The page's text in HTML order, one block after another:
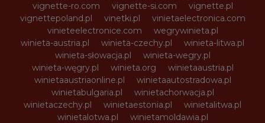
vignette-ro.com
vignette-si.com
vignette.pl
vignettepoland.pl
vinetki.pl
vinietaelectronica.com
vinieteelectronice.com
wegrywinieta.pl
winieta-austria.pl
winieta-czechy.pl
winieta-litwa.pl
winieta-słowacja.pl
winieta-wegry.pl
winieta-węgry.pl
winieta.org
winietaaustria.pl
winietaaustriaonline.pl
winietaautostradowa.pl
winietabulgaria.pl
winietachorwacja.pl
winietaczechy.pl
winietaestonia.pl
winietalitwa.pl
winietalotwa.pl
winietamoldawia.pl